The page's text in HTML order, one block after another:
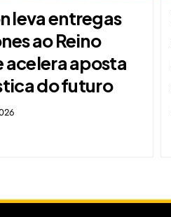
leva entregas
ao Reino
acelera aposta
do futuro